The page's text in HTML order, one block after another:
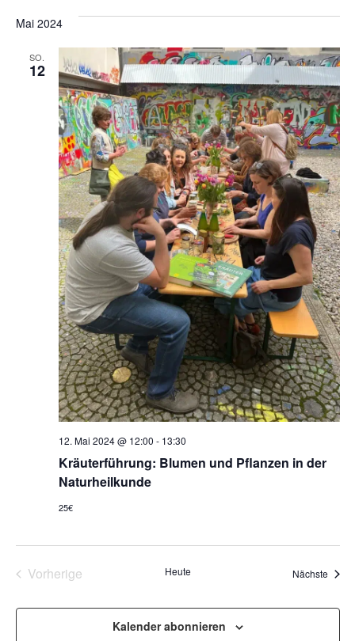
Mai 2024
SO.
12
Kräuterführung: Blumen und Pflanzen in der
Naturheilkunde
12. Mai 2024 @ 12:00 - 13:30
25€
VorherigeVeranstaltungenHeute Nächste
Kalender abonnieren